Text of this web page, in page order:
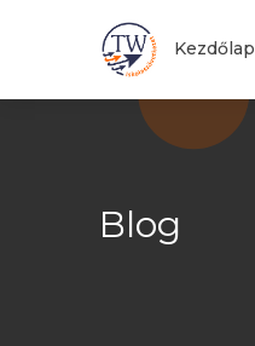
Kezdőlap
Blog